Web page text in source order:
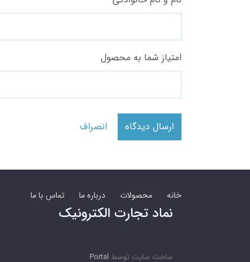
امتیاز شما به محصول
ارسال دیدگاه انصراف
خانه محصولات درباره ما تماس با ما
نماد تجارت الکترونیک
ساخت سایت توسط Portal